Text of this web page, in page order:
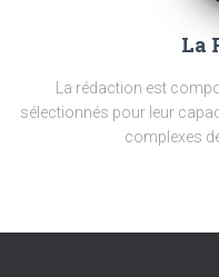
La
La rédaction est
sélectionnés pour leur
complexes